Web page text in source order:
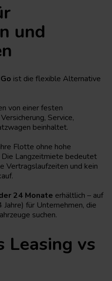
und
ist die flexible Alternative
von einer festen
Service,
beinhaltet.
Flotte ohne hohe
Langzeitmiete bedeutet
Vertragslaufzeiten und kein
24 Monate erhältlich – auf
Jahre) für Unternehmen, die
suchen.
Leasing vs